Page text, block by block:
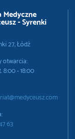
Medyczne
- Syrenki
27, Łódź
otwarcia:
8:00 - 18:00
63